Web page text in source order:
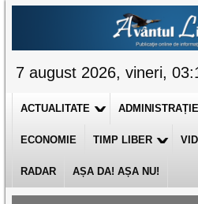
7 august 2026, vineri,
ACTUALITATE ADMINISTRAȚIE
ECONOMIE TIMP LIBER
RADAR AȘA DA! AȘA NU!